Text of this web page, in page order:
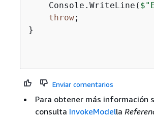
    Console.WriteLine(
throw;
}
Enviar comentarios
Para obtener más información
consulta InvokeModella